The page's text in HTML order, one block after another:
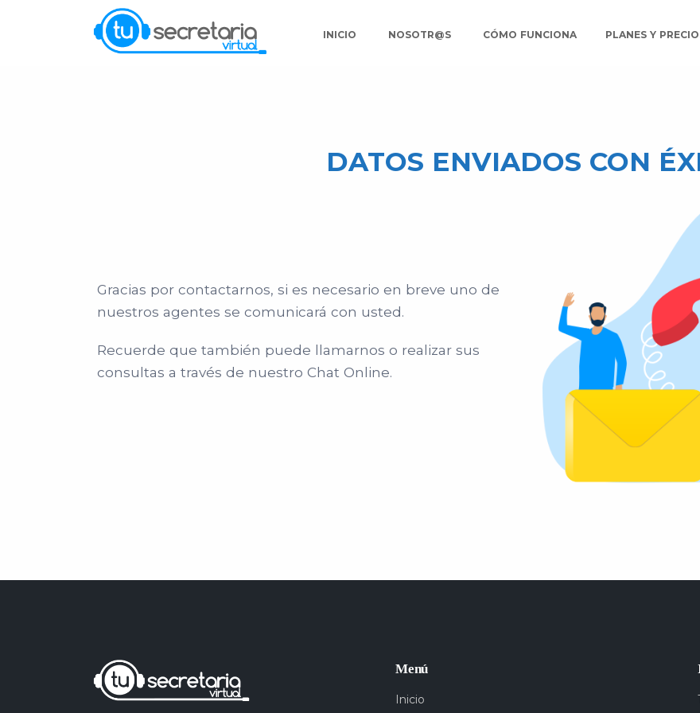
INICIO NOSOTR@S CÓMO FUNCIONA PLANES Y
DATOS ENVIADOS CON
Gracias por contactarnos, si es necesario en breve uno de
nuestros agentes se comunicará con usted.
Recuerde que también puede llamarnos o realizar sus
consultas a través de nuestro Chat Online.
Menú
Inicio